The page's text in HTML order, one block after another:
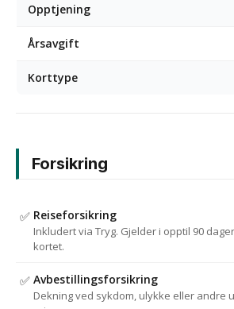
Opptjening
Årsavgift
Korttype
Forsikring
✅ Reiseforsikring
Inkludert via Tryg. Gjelder i opptil 90
kortet.
✅ Avbestillingsforsikring
Dekning ved sykdom, ulykke eller